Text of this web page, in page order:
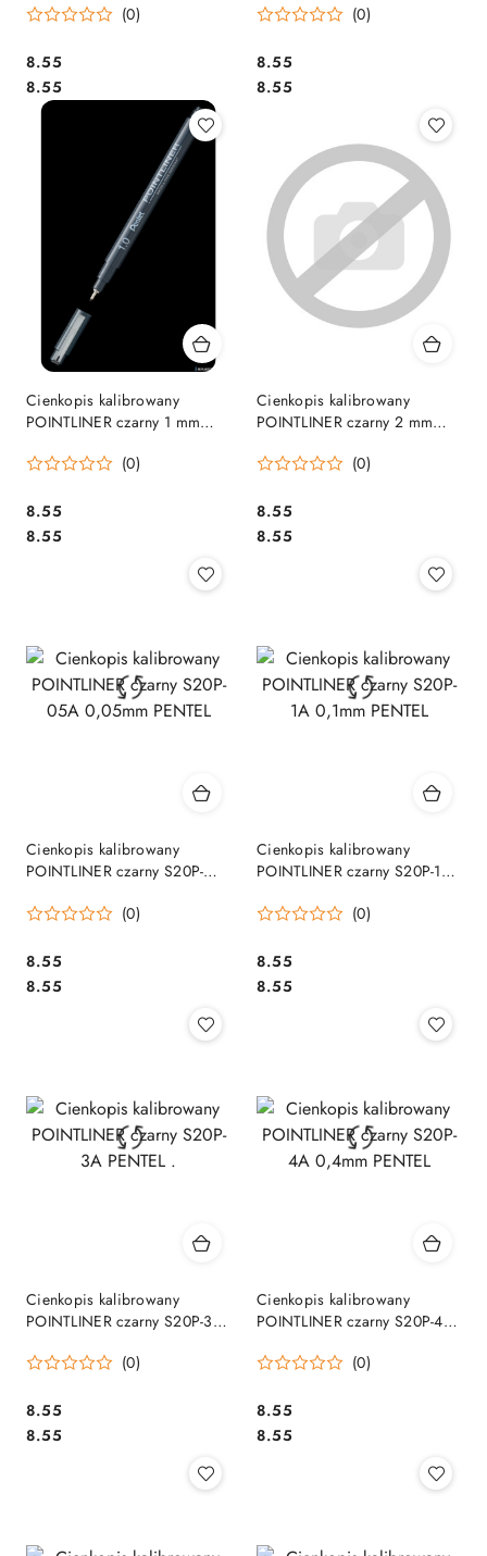
(0)
Cena:
8.55
Cena:
8.55
(0)
Cena:
8.55
Cena:
8.55
Cienkopis kalibrowany
POINTLINER czarny 1 mm
(0)
Cena:
8.55
Cena:
8.55
Cienkopis kalibrowany
POINTLINER czarny 2 mm
(0)
Cena:
8.55
Cena:
8.55
Cienkopis kalibrowany
POINTLINER czarny S20P-
(0)
Cena:
8.55
Cena:
8.55
Cienkopis kalibrowany
POINTLINER czarny S20P-1A
(0)
Cena:
8.55
Cena:
8.55
Cienkopis kalibrowany
POINTLINER czarny S20P-3A
(0)
Cena:
8.55
Cena:
8.55
Cienkopis kalibrowany
POINTLINER czarny S20P-4A
(0)
Cena:
8.55
Cena:
8.55